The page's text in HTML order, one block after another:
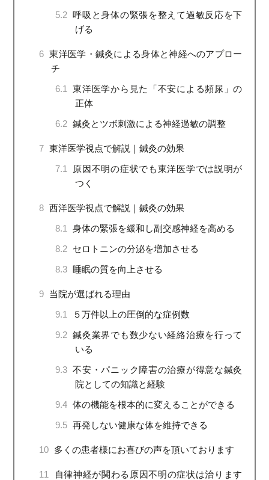
5.2 呼吸と身体の緊張を整えて過敏反応を下
げる
6 東洋医学・鍼灸による身体と神経へのアプロー
チ
6.1
東洋医学から見た「不安による頻尿」の
正体
6.2 鍼灸とツボ刺激による神経過敏の調整
7 東洋医学視点で解説｜鍼灸の効果
7.1
原因不明の症状でも東洋医学では説明が
つく
8 西洋医学視点で解説｜鍼灸の効果
8.1
身体の緊張を緩和し副交感神経を高める
8.2
セロトニンの分泌を増加させる
8.3 睡眠の質を向上させる
9 当院が選ばれる理由
9.1
５万件以上の圧倒的な症例数
9.2 鍼灸業界でも数少ない経絡治療を行って
いる
9.3 不安・パニック障害の治療が得意な鍼灸
院としての知識と経験
9.4 体の機能を根本的に変えることができる
9.5 再発しない健康な体を維持できる
10 多くの患者様にお喜びの声を頂いております
11
自律神経が関わる原因不明の症状は治ります